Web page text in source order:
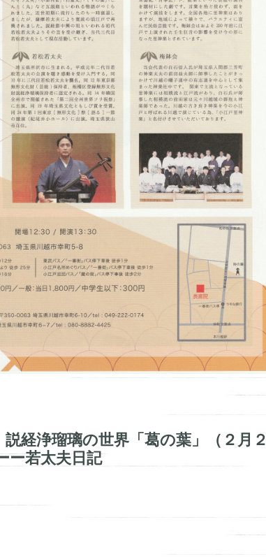
経浄瑠璃の世界「葛の葉」（２月２
ー若太夫日記